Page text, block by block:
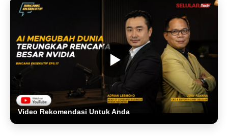
Video Rekomendasi Untuk Anda